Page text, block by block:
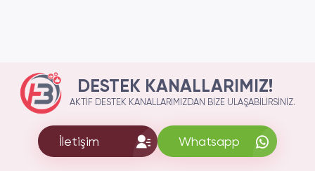
DESTEK KANALLARIMIZ!
AKTIF DESTEK KANALLARIMIZDAN BIZE ULAŞABILIRSINIZ.
İletişim Whatsapp